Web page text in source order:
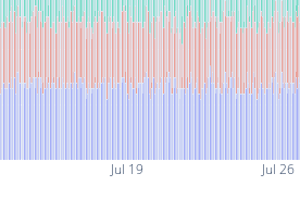
Jul 19 Jul 26